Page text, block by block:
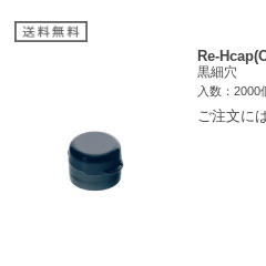
Re-
黒細穴
入数：2000
ご注文に